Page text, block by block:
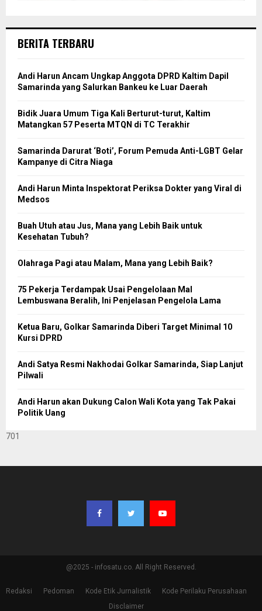
BERITA TERBARU
Andi Harun Ancam Ungkap Anggota DPRD Kaltim Dapil
Samarinda yang Salurkan Bankeu ke Luar Daerah
Bidik Juara Umum Tiga Kali Berturut-turut, Kaltim
Matangkan 57 Peserta MTQN di TC Terakhir
Samarinda Darurat ‘Boti’, Forum Pemuda Anti-LGBT Gelar
Kampanye di Citra Niaga
Andi Harun Minta Inspektorat Periksa Dokter yang Viral di
Medsos
Buah Utuh atau Jus, Mana yang Lebih Baik untuk
Kesehatan Tubuh?
Olahraga Pagi atau Malam, Mana yang Lebih Baik?
75 Pekerja Terdampak Usai Pengelolaan Mal
Lembuswana Beralih, Ini Penjelasan Pengelola Lama
Ketua Baru, Golkar Samarinda Diberi Target Minimal 10
Kursi DPRD
Andi Satya Resmi Nakhodai Golkar Samarinda, Siap Lanjut
Pilwali
Andi Harun akan Dukung Calon Wali Kota yang Tak Pakai
Politik Uang
701
@2025 - infosatu.co. All Right Reserved.
Redaksi Pedoman Kode Etik Jurnalistik
Kode Perilaku Perusahaan
Disclaimer